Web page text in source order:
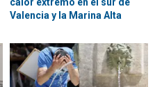
Valencia y la Marina Alta